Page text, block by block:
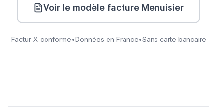
Voir le modèle facture Menuisier
Factur-X conforme•Données en France•Sans carte bancaire